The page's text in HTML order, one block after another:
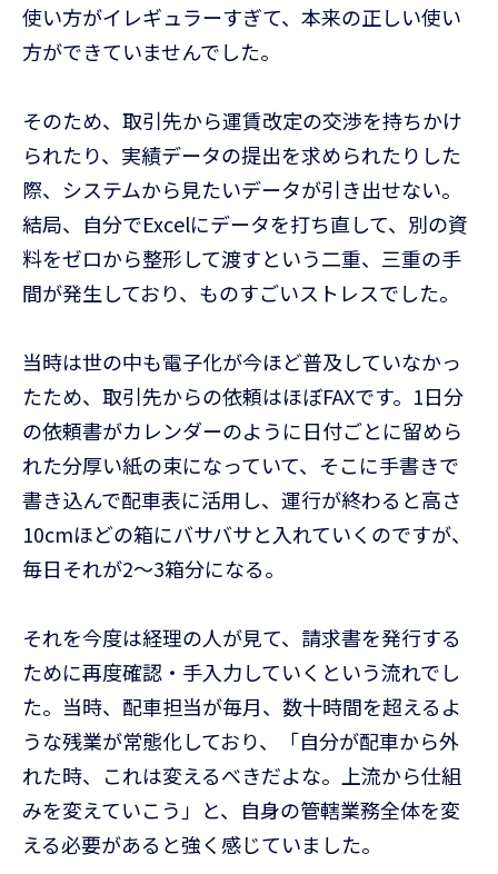
使い方がイレギュラーすぎて、本来の正しい使い
方ができていませんでした。
そのため、取引先から運賃改定の交渉を持ちかけ
られたり、実績データの提出を求められたりした
際、システムから見たいデータが引き出せない。
結局、自分でExcelにデータを打ち直して、別の資
料をゼロから整形して渡すという二重、三重の手
間が発生しており、ものすごいストレスでした。
当時は世の中も電子化が今ほど普及していなかっ
たため、取引先からの依頼はほぼFAXです。1日分
の依頼書がカレンダーのように日付ごとに留めら
れた分厚い紙の束になっていて、そこに手書きで
書き込んで配車表に活用し、運行が終わると高さ
10cmほどの箱にバサバサと入れていくのですが、
毎日それが2〜3箱分になる。
それを今度は経理の人が見て、請求書を発行する
ために再度確認・手入力していくという流れでし
た。当時、配車担当が毎月、数十時間を超えるよ
うな残業が常態化しており、「自分が配車から外
れた時、これは変えるべきだよな。上流から仕組
みを変えていこう」と、自身の管轄業務全体を変
える必要があると強く感じていました。